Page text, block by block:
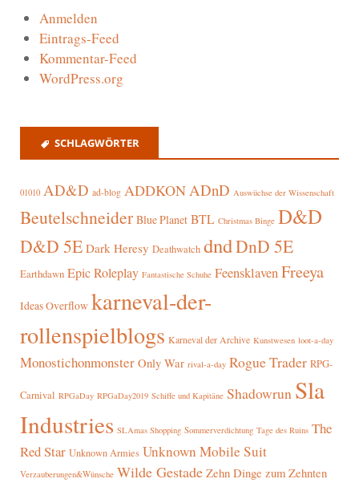
Anmelden
Eintrags-Feed
Kommentar-Feed
WordPress.org
SCHLAGWÖRTER
01010 AD&D ad-blog ADDKONADnD Auswüchse der Wissenschaft
Beutelschneider Blue Planet BTL Christmas Binge D&D
D&D 5E Dark Heresy Deathwatch dndDnD 5E
Earthdawn Epic Roleplay Fantastische Schuhe FeensklavenFreeya
Ideas Overflow karneval-der-
rollenspielblogs Karneval der Archive Kunstwesen loot-a-day
Monostichonmonster Only War rival-a-day Rogue Trader RPG-
Carnival RPGaDay RPGaDay2019 Schiffe und Kapitäne Shadowrun Sla
Industries SLAmas Shopping Sommerverdichtung Tage des Ruins The
Red Star Unknown Armies Unknown Mobile Suit
Verzauberungen&Wünsche Wilde Gestade Zehn Dinge zum Zehnten